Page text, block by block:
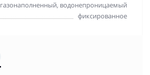
газонаполненный, водонепроницаемый
фиксированное